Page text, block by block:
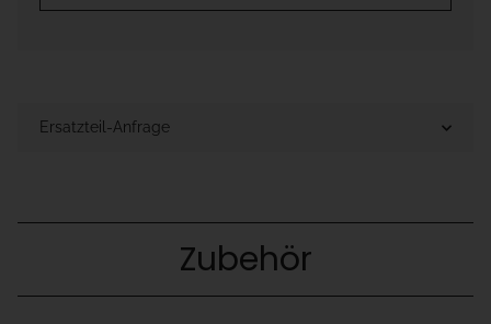
Ersatzteil-Anfrage
Zubehör